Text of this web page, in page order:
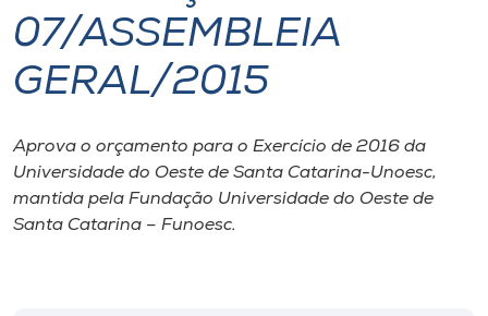
I.nova
Cultura
07/ASSEMBLEIA
GERAL/2015
Aprova o orçamento para o Exercício de 2016 da
Universidade do Oeste de Santa Catarina-Unoesc,
mantida pela Fundação Universidade do Oeste de
Santa Catarina – Funoesc.